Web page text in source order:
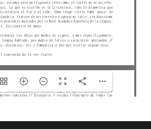
version "2.5.207".